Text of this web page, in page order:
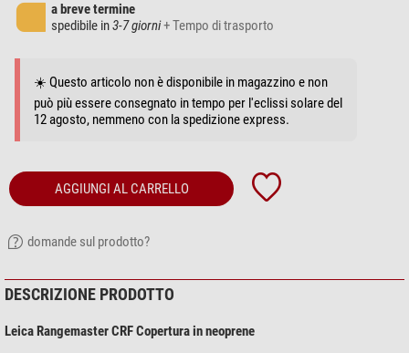
a breve termine
spedibile in3-7 giorni+ Tempo di trasporto
☀️ Questo articolo non è disponibile in magazzino e non
può più essere consegnato in tempo per l'eclissi solare del
12 agosto, nemmeno con la spedizione express.
AGGIUNGI AL CARRELLO
domande sul prodotto?
DESCRIZIONE PRODOTTO
Leica Rangemaster CRF Copertura in neoprene